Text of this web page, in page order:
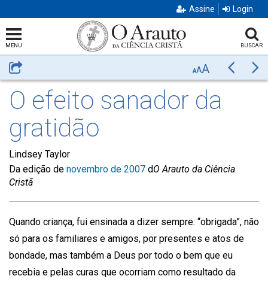
Assine Login
MENU BUSCAR
Compartilhar AAA Anterior
O efeito sanador da
gratidão
Lindsey Taylor
Da edição de novembro de 2007 dO Arauto da Ciência
Cristã
Quando criança, fui ensinada a dizer sempre: “obrigada”, não
só para os familiares e amigos, por presentes e atos de
bondade, mas também a Deus por todo o bem que eu
recebia e pelas curas que ocorriam como resultado da